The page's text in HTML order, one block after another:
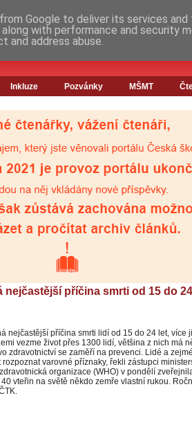
Inkluze Pozvánky MŠMT
nejčastější příčina smrti od 15 do
nejčastější příčina smrti lidí od 15 do 24 let, více
vezme život přes 1300 lidí, většina z nich má
zdravotnictví se zaměří na prevenci. Lidé a
varovné příznaky, řekli zástupci
organizace (WHO) v pondělí
vteřin na světě někdo zemře vlastní rukou.
Google to deliver its services
with performance and security
and address abuse.